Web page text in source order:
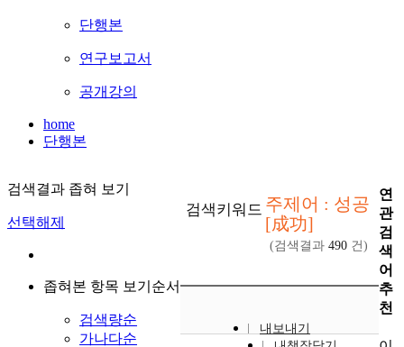
단행본
연구보고서
공개강의
home
단행본
검색결과 좁혀 보기
선택해제
좁혀본 항목 보기순서
검색량순
가나다순
검색키워드 주제어 : 성공
[成功]
(검색결과 490 건)
내보내기
연
관
검
색
어
추
천